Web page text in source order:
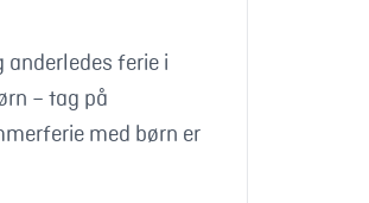
anderledes ferie i
– tag på
med børn er